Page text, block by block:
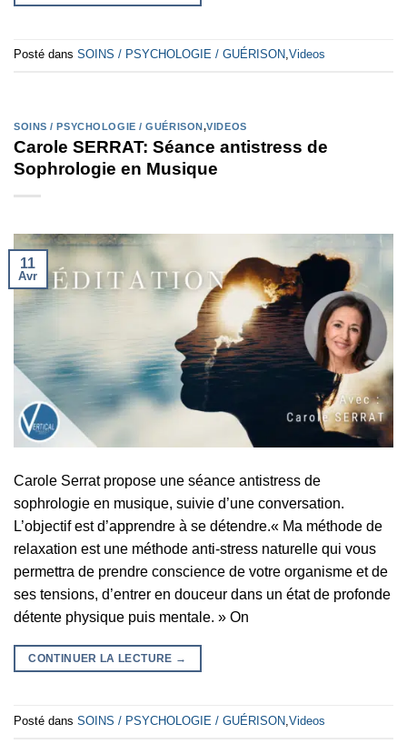
Posté dans SOINS / PSYCHOLOGIE / GUÉRISON Videos
SOINS / PSYCHOLOGIE / GUÉRISON,VIDEOS
Carole SERRAT: Séance antistress de
Sophrologie en Musique
11
Avr
Carole Serrat propose une séance antistress de
sophrologie en musique, suivie d’une conversation.
L’objectif est d’apprendre à se détendre.« Ma méthode de
relaxation est une méthode anti-stress naturelle qui vous
permettra de prendre conscience de votre organisme et de
ses tensions, d’entrer en douceur dans un état de profonde
détente physique puis mentale. » On
CONTINUER LA LECTURE →
Posté dans SOINS / PSYCHOLOGIE / GUÉRISON Videos